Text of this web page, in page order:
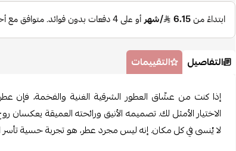
التفاصيل التقييمات
إذا كنت من عشّاق العطور الشرقية الغنية والفخمة،
الاختيار الأمثل لك. تصميمه الأنيق ورائحته العميقة يعكسان
لا يُنسى في كل مكان. إنه ليس مجرد عطر، هو تجربة حسية تأسر